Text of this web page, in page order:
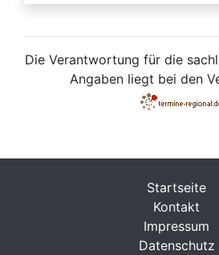
Die Verantwortung für die
Angaben liegt bei den
Startseite
Kontakt
Impressum
Datenschutz